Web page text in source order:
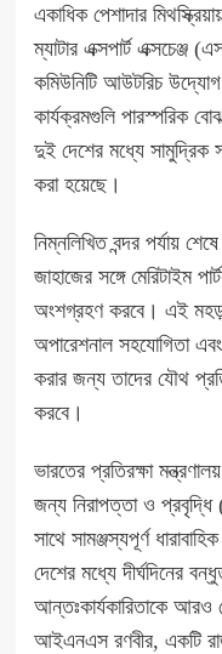
একাধিক পেশাদার
ম্যাটার এক্সপার্ট
কমিউনিটি আউটরিচ
কার্যক্রমগুলি পারস্পরিক
দুই দেশের মধ্যে
করা হয়েছে।
নিম্নলিখিত বন্দর পর্যায়
জাহাজের সঙ্গে মেরিটাইম
অংশগ্রহণ করবে। এই
অপারেশনাল সহযোগিতা
করার জন্য তাদের যৌথ
করবে।
ভারতের প্রতিরক্ষা
জন্য নিরাপত্তা ও প্রবৃদ্ধি
সাথে সামঞ্জস্যপূর্ণ
দেশের মধ্যে দীর্ঘদিনের
আন্তঃকার্যকারিতাকে আরও
আইএনএস রণবীর, একটি